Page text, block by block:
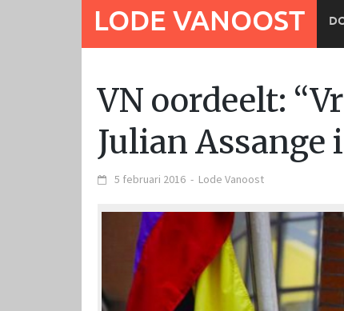
LODE VANOOST
VN oordeelt:
Julian Assange
5 februari 2016 - Lode Vanoost